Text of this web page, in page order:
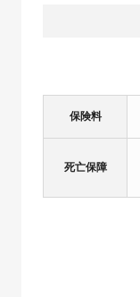
保険料
死亡保障